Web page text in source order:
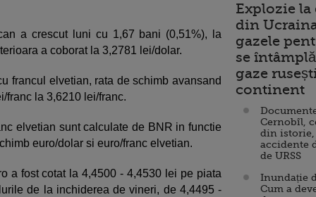
a crescut luni cu 1,67 bani (0,51%), la
a coborat la 3,2781 lei/dolar.
francul elvetian, rata de schimb avansand
franc la 3,6210 lei/franc.
elvetian sunt calculate de BNR in functie
euro/dolar si euro/franc elvetian.
a fost cotat la 4,4500 - 4,4530 lei pe piata
de la inchiderea de vineri, de 4,4495 -
Explozie
din
gazele
se
gaze
continent
Cernobîl,
din istorie,
accidente
de URSS
Inundație
Cum a